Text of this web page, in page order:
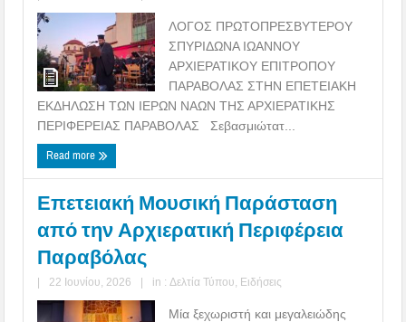
ΛΟΓΟΣ ΠΡΩΤΟΠΡΕΣΒΥΤΕΡΟΥ
ΣΠΥΡΙΔΩΝΑ ΙΩΑΝΝΟΥ
ΑΡΧΙΕΡΑΤΙΚΟΥ ΕΠΙΤΡΟΠΟΥ
ΠΑΡΑΒΟΛΑΣ ΣΤΗΝ ΕΠΕΤΕΙΑΚΗ
ΕΚΔΗΛΩΣΗ ΤΩΝ ΙΕΡΩΝ ΝΑΩΝ ΤΗΣ ΑΡΧΙΕΡΑΤΙΚΗΣ
ΠΕΡΙΦΕΡΕΙΑΣ ΠΑΡΑΒΟΛΑΣ Σεβασμιώτατ...
Read more
Επετειακή Μουσική Παράσταση
από την Αρχιερατική Περιφέρεια
Παραβόλας
| 22 Ιουνίου, 2026 | in : Δελτία Τύπου Ειδήσεις
Μία ξεχωριστή και μεγαλειώδης